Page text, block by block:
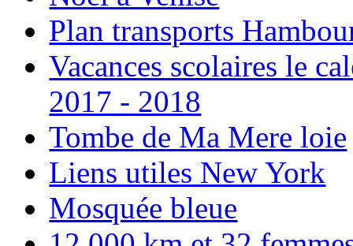
Plan transports
Vacances scolaires le
2017 - 2018
Tombe de Ma Mere loie
Liens utiles New York
Mosquée bleue